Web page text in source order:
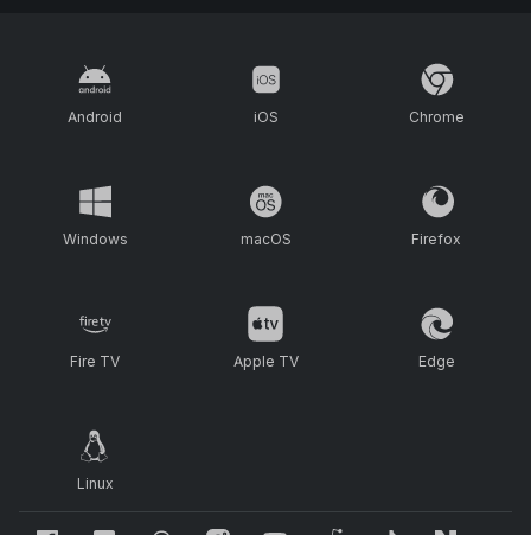
Android iOS Chrome
Windows macOS Firefox
Fire TV Apple TV Edge
Linux